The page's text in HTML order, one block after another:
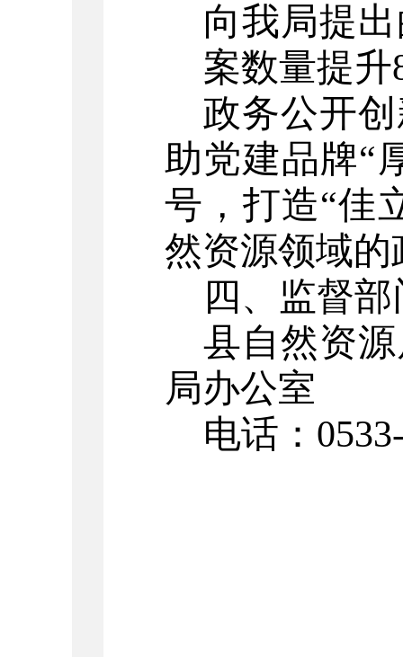
向我局提
案数量提升
政务公开
助党建品牌“
号，打造“佳
然资源领域
四 、监督
县自然资源
局办公室
电话：